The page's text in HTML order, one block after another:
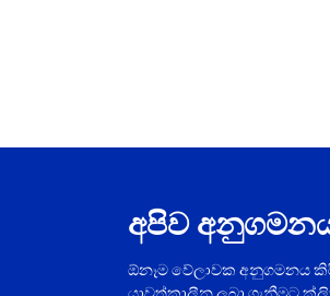
අපිව
ඕනෑම වේලාවක අනුගමනය